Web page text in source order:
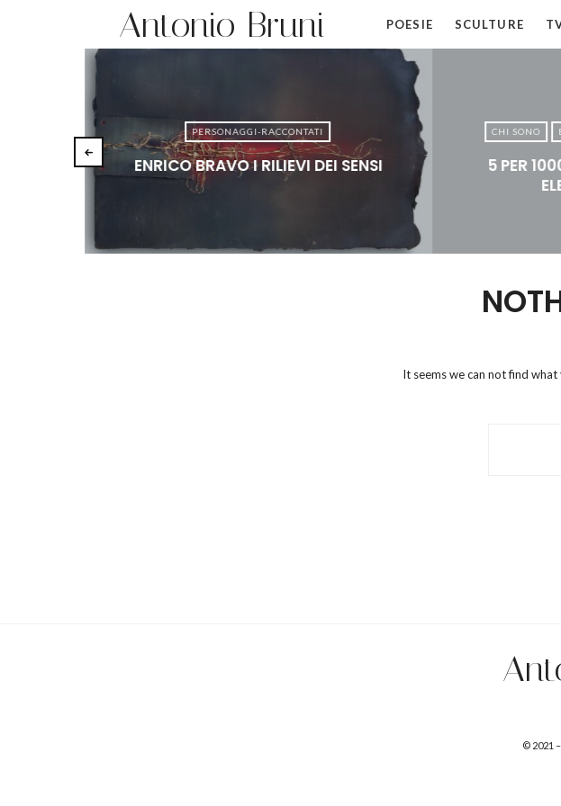
Antonio Bruni POESIE SCULTURE
PERSONAGGI-RACCONTATI
ENRICO BRAVO I RILIEVI DEI SENSI
CHI SONO
5 PER
It seems we can not find
© 2021